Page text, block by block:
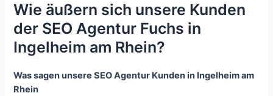
Wie äußern sich unsere Kunden
der SEO Agentur Fuchs in
Ingelheim am Rhein?
Was sagen unsere SEO Agentur Kunden in Ingelheim am
Rhein